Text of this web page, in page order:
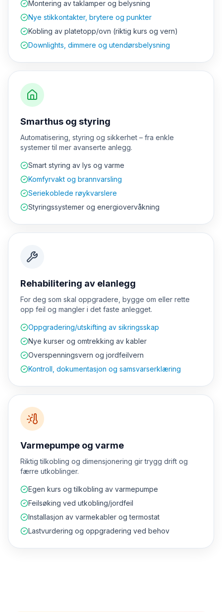
Montering av taklamper og belysning
Nye stikkontakter, brytere og punkter
Kobling av platetopp/ovn (riktig kurs og vern)
Downlights, dimmere og utendørsbelysning
Smarthus og styring
Automatisering, styring og sikkerhet – fra enkle
systemer til mer avanserte anlegg.
Smart styring av lys og varme
Komfyrvakt og brannvarsling
Seriekoblede røykvarslere
Styringssystemer og energiovervåkning
Rehabilitering av elanlegg
For deg som skal oppgradere, bygge om eller rette
opp feil og mangler i det faste anlegget.
Oppgradering/utskifting av sikringsskap
Nye kurser og omtrekking av kabler
Overspenningsvern og jordfeilvern
Kontroll, dokumentasjon og samsvarserklæring
Varmepumpe og varme
Riktig tilkobling og dimensjonering gir trygg drift og
færre utkoblinger.
Egen kurs og tilkobling av varmepumpe
Feilsøking ved utkobling/jordfeil
Installasjon av varmekabler og termostat
Lastvurdering og oppgradering ved behov